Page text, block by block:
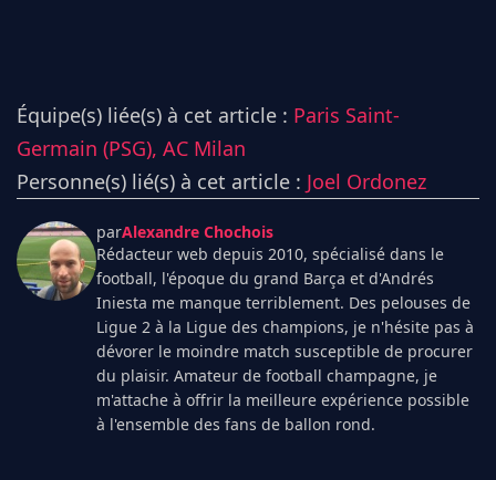
Équipe(s) liée(s) à cet article : Paris Saint-
Germain (PSG), AC Milan
Personne(s) lié(s) à cet article : Joel Ordonez
parAlexandre Chochois
Rédacteur web depuis 2010, spécialisé dans le
football, l'époque du grand Barça et d'Andrés
Iniesta me manque terriblement. Des pelouses de
Ligue 2 à la Ligue des champions, je n'hésite pas à
dévorer le moindre match susceptible de procurer
du plaisir. Amateur de football champagne, je
m'attache à offrir la meilleure expérience possible
à l'ensemble des fans de ballon rond.